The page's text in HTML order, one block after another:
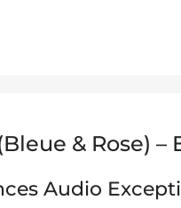
& Rose)
Audio